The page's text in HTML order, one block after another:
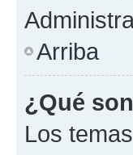
Arriba
¿Qué
Los